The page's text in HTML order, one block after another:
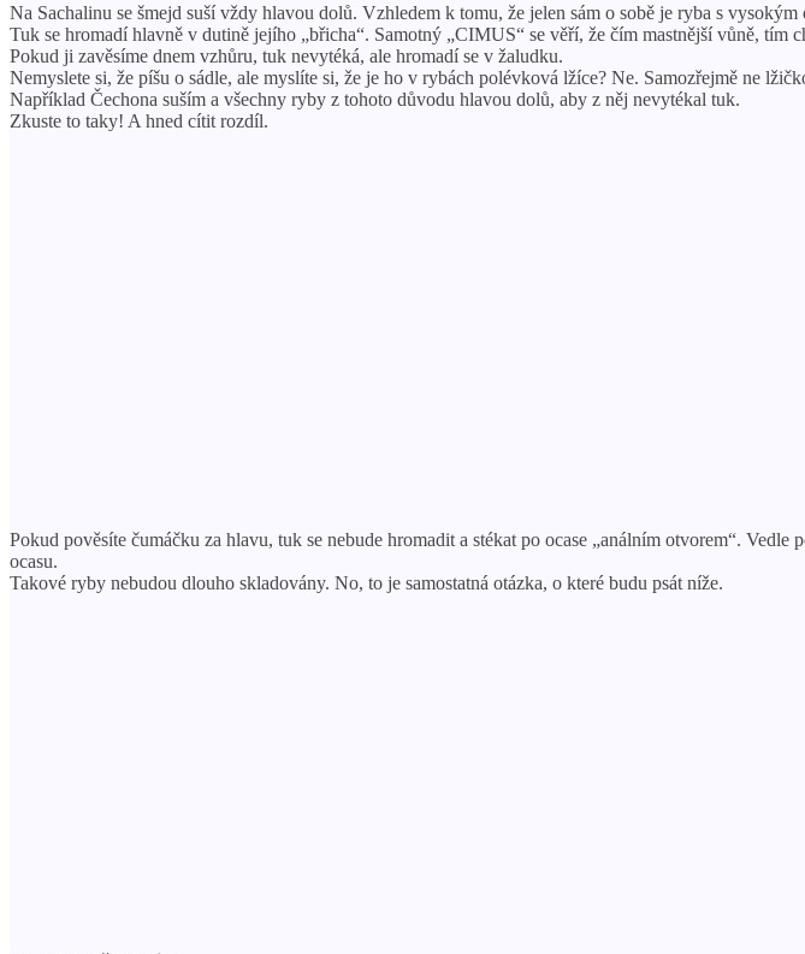
Na Sachalinu se šmejd suší vždy hlavou dolů. Vzhledem k tomu, že jelen sám o sobě je ryba s
Tuk se hromadí hlavně v dutině jejího „břicha“. Samotný „CIMUS“ se věří, že čím mastnější vůně, tím
Pokud ji zavěsíme dnem vzhůru, tuk nevytéká, ale hromadí se v žaludku.
Nemyslete si, že píšu o sádle, ale myslíte si, že je ho v rybách polévková lžíce? Ne. Samozřejmě ne
Například Čechona suším a všechny ryby z tohoto důvodu hlavou dolů, aby z něj nevytékal tuk.
Zkuste to taky! A hned cítit rozdíl.
Pokud pověsíte čumáčku za hlavu, tuk se nebude hromadit a stékat po ocase „análním otvorem“.
ocasu.
Takové ryby nebudou dlouho skladovány. No, to je samostatná otázka, o které budu psát níže.